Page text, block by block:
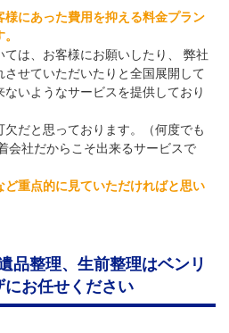
にあった費用を抑える料金プラン
は、お客様にお願いしたり、 弊社
せていただいたりと全国展開して
いようなサービスを提供しており
だと思っております。（何度でも
会社だからこそ出来るサービスで
重点的に見ていただければと思い
品整理、生前整理はベンリ
にお任せください